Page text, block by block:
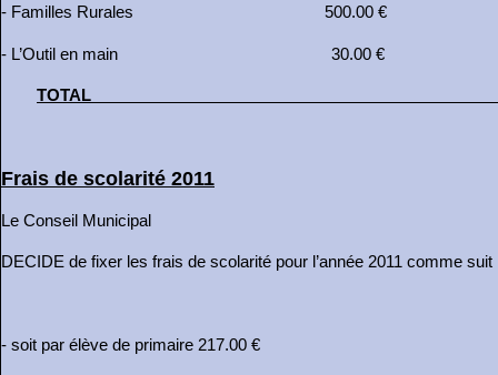
- Familles Rurales 500.00 €
- L’Outil en main 30.00 €
TOTAL
Frais de scolarité 2011
Le Conseil Municipal
DECIDE de fixer les frais de scolarité pour l’année 2011 comme suit
- soit par élève de primaire 217.00 €